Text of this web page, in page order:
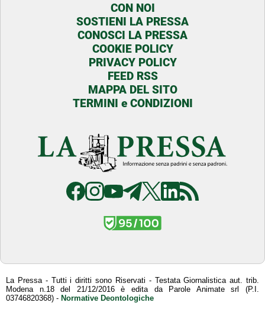
CON NOI
SOSTIENI LA PRESSA
CONOSCI LA PRESSA
COOKIE POLICY
PRIVACY POLICY
FEED RSS
MAPPA DEL SITO
TERMINI e CONDIZIONI
La Pressa - Tutti i diritti sono Riservati - Testata Giornalistica aut. trib.
Modena n.18 del 21/12/2016 è edita da Parole Animate srl (P.I.
03746820368) - Normative Deontologiche